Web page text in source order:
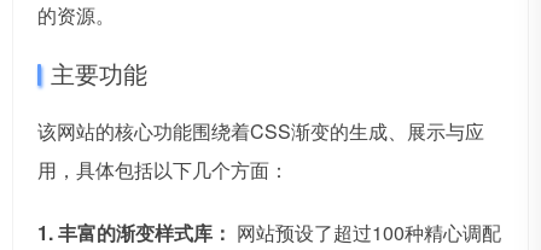
的资源。
主要功能
该网站的核心功能围绕着CSS渐变的生成、展示与应
用，具体包括以下几个方面：
1. 丰富的渐变样式库： 网站预设了超过100种精心调配